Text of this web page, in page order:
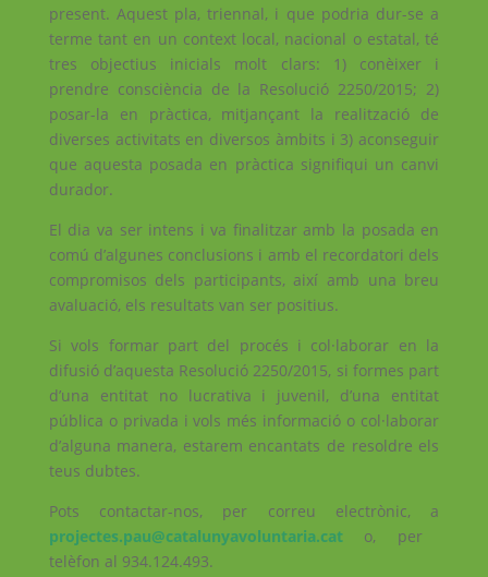
present. Aquest pla, triennal, i que podria dur-se a
terme tant en un context local, nacional o estatal, té
tres objectius inicials molt clars: 1) conèixer i
prendre consciència de la Resolució 2250/2015; 2)
posar-la en pràctica, mitjançant la realització de
diverses activitats en diversos àmbits i 3) aconseguir
que aquesta posada en pràctica signifiqui un canvi
durador.
El dia va ser intens i va finalitzar amb la posada en
comú d’algunes conclusions i amb el recordatori dels
compromisos dels participants, així amb una breu
avaluació, els resultats van ser positius.
Si vols formar part del procés i col·laborar en la
difusió d’aquesta Resolució 2250/2015, si formes part
d’una entitat no lucrativa i juvenil, d’una entitat
pública o privada i vols més informació o col·laborar
d’alguna manera, estarem encantats de resoldre els
teus dubtes.
Pots contactar-nos, per correu electrònic, a
projectes.pau@catalunyavoluntaria.cato, per
telèfon al 934.124.493.